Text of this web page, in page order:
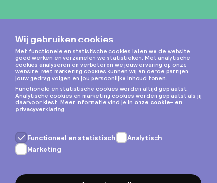
Instagram
Privacy & cookies
Algemene voorwaarden